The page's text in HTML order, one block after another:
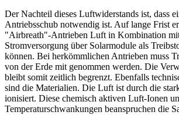
Der Nachteil dieses Luftwiderstands ist, dass
Antriebsschub notwendig ist. Auf lange Frist
"Airbreath"-Antrieben Luft in Kombination
Stromversorgung über Solarmodule als
können. Bei herkömmlichen Antrieben muss
von der Erde mit genommen werden. Die
bleibt somit zeitlich begrenzt. Ebenfalls
sind die Materialien. Die Luft ist durch die
ionisiert. Diese chemisch aktiven Luft-Ionen
Temperaturschwankungen beanspruchen die